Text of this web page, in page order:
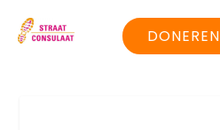
DONEREN